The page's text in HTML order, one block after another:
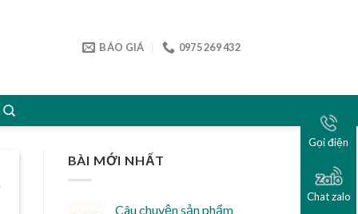
Gọi điện
Chat zalo
BÁO GIÁ 0975 269 432
BÀI MỚI NHẤT
Câu chuyện sản phẩm